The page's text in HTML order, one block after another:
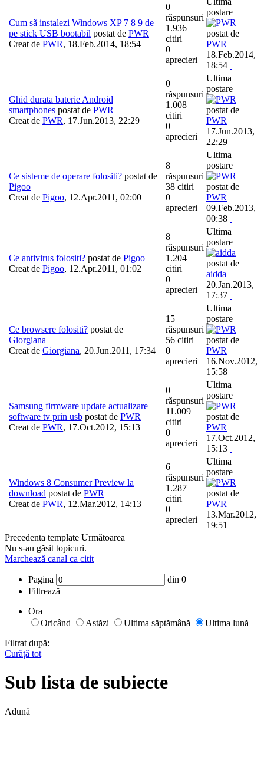
Cum sã instalezi Windows XP 7 8 9 de
pe stick USB bootabil postat de PWR
Creat de PWR, 18.Feb.2014, 18:54
0
răspunsuri
1.936
citiri
0
aprecieri
postare
postat de
PWR
18.Feb.2014,
18:54
Ghid durata baterie Android
smartphones postat de PWR
Creat de PWR, 17.Jun.2013, 22:29
0
răspunsuri
1.008
citiri
0
aprecieri
Ultima
postare
postat de
PWR
17.Jun.2013,
22:29
Ce sisteme de operare folositi? postat de
Pigoo
Creat de Pigoo, 12.Apr.2011, 02:00
8
răspunsuri
38 citiri
0
aprecieri
Ultima
postare
postat de
PWR
09.Feb.2013,
00:38
Ce antivirus folositi? postat de Pigoo
Creat de Pigoo, 12.Apr.2011, 01:02
8
răspunsuri
1.204
citiri
0
aprecieri
Ultima
postare
postat de
aidda
20.Jan.2013,
17:37
Ce browsere folositi? postat de
Giorgiana
Creat de Giorgiana, 20.Jun.2011, 17:34
15
răspunsuri
56 citiri
0
aprecieri
Ultima
postare
postat de
PWR
16.Nov.2012,
15:58
Samsung firmware update actualizare
software tv prin usb postat de PWR
Creat de PWR, 17.Oct.2012, 15:13
0
răspunsuri
11.009
citiri
0
aprecieri
Ultima
postare
postat de
PWR
17.Oct.2012,
15:13
Windows 8 Consumer Preview la
download postat de PWR
Creat de PWR, 12.Mar.2012, 14:13
6
răspunsuri
1.287
citiri
0
aprecieri
Ultima
postare
postat de
PWR
13.Mar.2012,
19:51
Precedenta template Următoarea
Nu s-au găsit topicuri.
Marchează canal ca citit
Pagina din 0
Filtrează
Ora
Oricând
Astăzi Ultima săptămână
Ultima lună
Filtrat după:
Curăță tot
Sub lista de subiecte
Adună